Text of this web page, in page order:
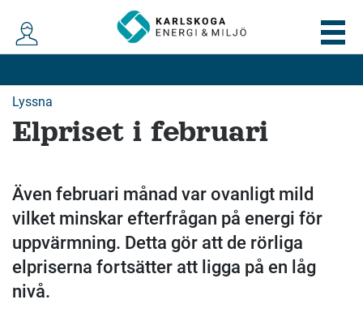
Lyssna
Elpriset i februari
Även februari månad var ovanligt mild
vilket minskar efterfrågan på energi för
uppvärmning. Detta gör att de rörliga
elpriserna fortsätter att ligga på en låg
nivå.